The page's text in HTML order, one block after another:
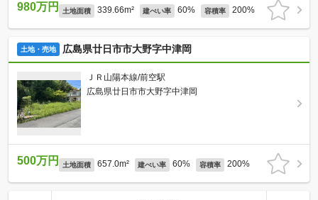
980万円 土地面積 339.66m² 建ぺい率 60% 容積率 200%
土地・売地 広島県廿日市市大野字中津岡
ＪＲ山陽本線/前空駅
広島県廿日市市大野字中津岡
500万円 土地面積 657.0m² 建ぺい率 60% 容積率 200%